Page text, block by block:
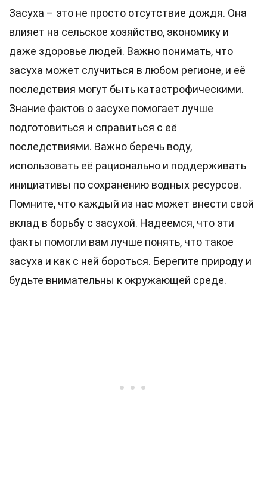
Засуха – это не просто отсутствие дождя. Она
влияет на сельское хозяйство, экономику и
даже здоровье людей. Важно понимать, что
засуха может случиться в любом регионе, и её
последствия могут быть катастрофическими.
Знание фактов о засухе помогает лучше
подготовиться и справиться с её
последствиями. Важно беречь воду,
использовать её рационально и поддерживать
инициативы по сохранению водных ресурсов.
Помните, что каждый из нас может внести свой
вклад в борьбу с засухой. Надеемся, что эти
факты помогли вам лучше понять, что такое
засуха и как с ней бороться. Берегите природу и
будьте внимательны к окружающей среде.